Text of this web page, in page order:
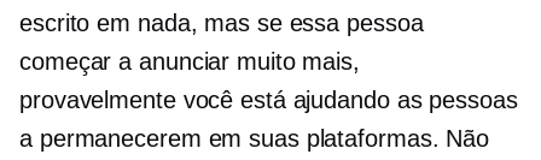
escrito em nada, mas se essa pessoa
começar a anunciar muito mais,
provavelmente você está ajudando as pessoas
a permanecerem em suas plataformas. Não